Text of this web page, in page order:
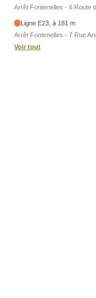
Arrêt Fontenelles - 6 Route
Ligne E23, à 181 m
Arrêt Fontenelles - 7 Rue
Voir tout